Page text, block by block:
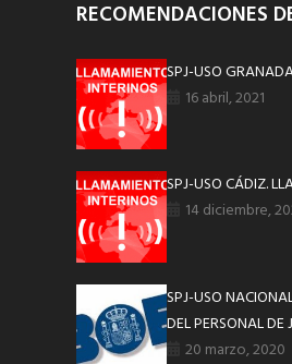
RECOMENDACIONES
SPJ-USO
16 abril, 2021
SPJ-USO CÁDIZ.
14 diciembre,
SPJ-USO
DEL PERSONAL DE
20 marzo, 2020